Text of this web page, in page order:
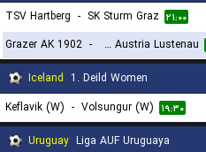
TSV Hartberg - SK Sturm Graz ۲۱:۰۰
Grazer AK 1902 - SC Austria Lustenau
Iceland 1. Deild Women
Keflavik (W) - Volsungur (W) ۱۹:۳۰
Uruguay Liga AUF Uruguaya